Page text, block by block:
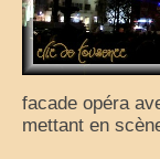
facade opéra
mettant en